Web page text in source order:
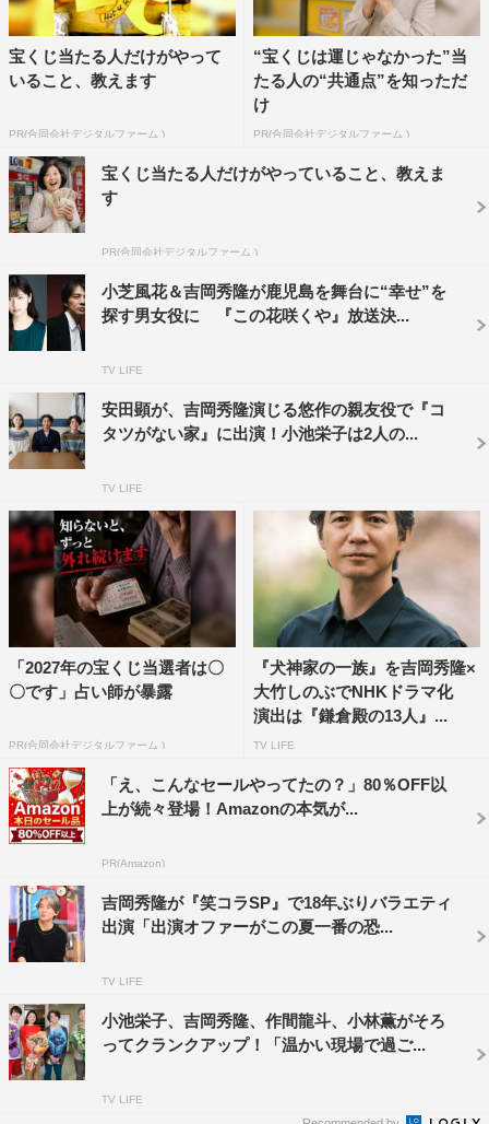
今回が初共演で「いつか会えるかもと思っていたら意外
と早く…（笑）」（吉岡秀隆）、「大大大先輩でまさかお
会いできるとも思っていなかった…」（吉岡里帆）
と、“ダブル吉岡”の実現を喜び合った2人。吉岡里帆が撮
影中に「私は自信がない」「毎回この仕事を続けられるん
だろうかと思います」と悩みを打ち明けると、「僕もそう
だよ。自信を持ってやっていないことのほうがいいんじゃ
ないかな」と吉岡秀隆からアドバイスをもらったことも明
かされた。
本作で24時間図書館を訪れたマモルは、ひとみ（吉岡里
帆）に朗読屋という仕事を紹介され、老婦人・玲子（市原
悦子）に中也の詩を朗読する日々を送ることに。劇中で
は、このマモルの詩の朗読が印象的で、記者からも秀隆の
声について質問が。すると、秀隆は「自分ではいい声だと
は思ってないんですけど…」と苦笑い。『Dr.コトー診療
所』のときに監督から「（『北の国から』の）純君のイメ
ージが強すぎるから声を変えてほしい」と言われたそう
で、「そのとき初めて声の印象ってすごく重要なんだなと
思ったんです。心地いい芝居をしたいなと思うと、声は重
要な武器だと思っています」と語った。
山口発地域ドラマ『朗読屋』（BSプレミアム）は、1月
18日（水）後10・00放送。
山口発地域ドラマ『朗読屋』
放送日時：1月18日（水）
放送局：BSプレミアム
放送時間：後10・00～11・00
番組ホームページ：
http://www.nhk.or.jp/yamaguchi/roudokuya/
＜スタッフ＆キャスト＞
脚本：荻上直子
制作統括：中野信子
出演：吉岡秀隆、吉岡里帆、緒川たまき、市川実日子、前
宝くじ当たる人だけがやって
いること、教えます
PR(合同会社デジタルファーム )
“宝くじは運じゃなかった”当
たる人の“共通点”を知っただ
け
PR(合同会社デジタルファーム )
宝くじ当たる人だけがやっていること、教えま
す
PR(合同会社デジタルファーム )
小芝風花＆吉岡秀隆が鹿児島を舞台に“幸せ”を
探す男女役に 『この花咲くや』放送決...
TV LIFE
安田顕が、吉岡秀隆演じる悠作の親友役で『コ
タツがない家』に出演！小池栄子は2人の...
TV LIFE
「2027年の宝くじ当選者は〇
〇です」占い師が暴露
PR(合同会社デジタルファーム )
『犬神家の一族』を吉岡秀隆×
大竹しのぶでNHKドラマ化
演出は『鎌倉殿の13人』...
TV LIFE
「え、こんなセールやってたの？」80％OFF以
上が続々登場！Amazonの本気が...
PR(Amazon)
吉岡秀隆が『笑コラSP』で18年ぶりバラエティ
出演「出演オファーがこの夏一番の恐...
TV LIFE
小池栄子、吉岡秀隆、作間龍斗、小林薫がそろ
ってクランクアップ！「温かい現場で過ご...
TV LIFE